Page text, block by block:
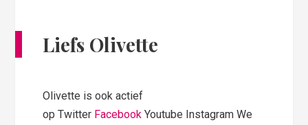
Liefs Olivette
Olivette is ook actief
op Twitter Facebook Youtube Instagram We